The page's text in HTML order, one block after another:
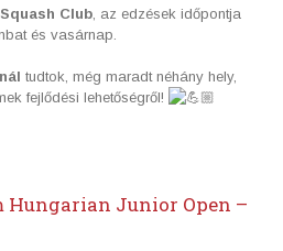
Club , az edzések időpontja
és vasárnap.
tudtok, még maradt néhány hely,
fejlődési lehetőségről!
Hungarian Junior Open –